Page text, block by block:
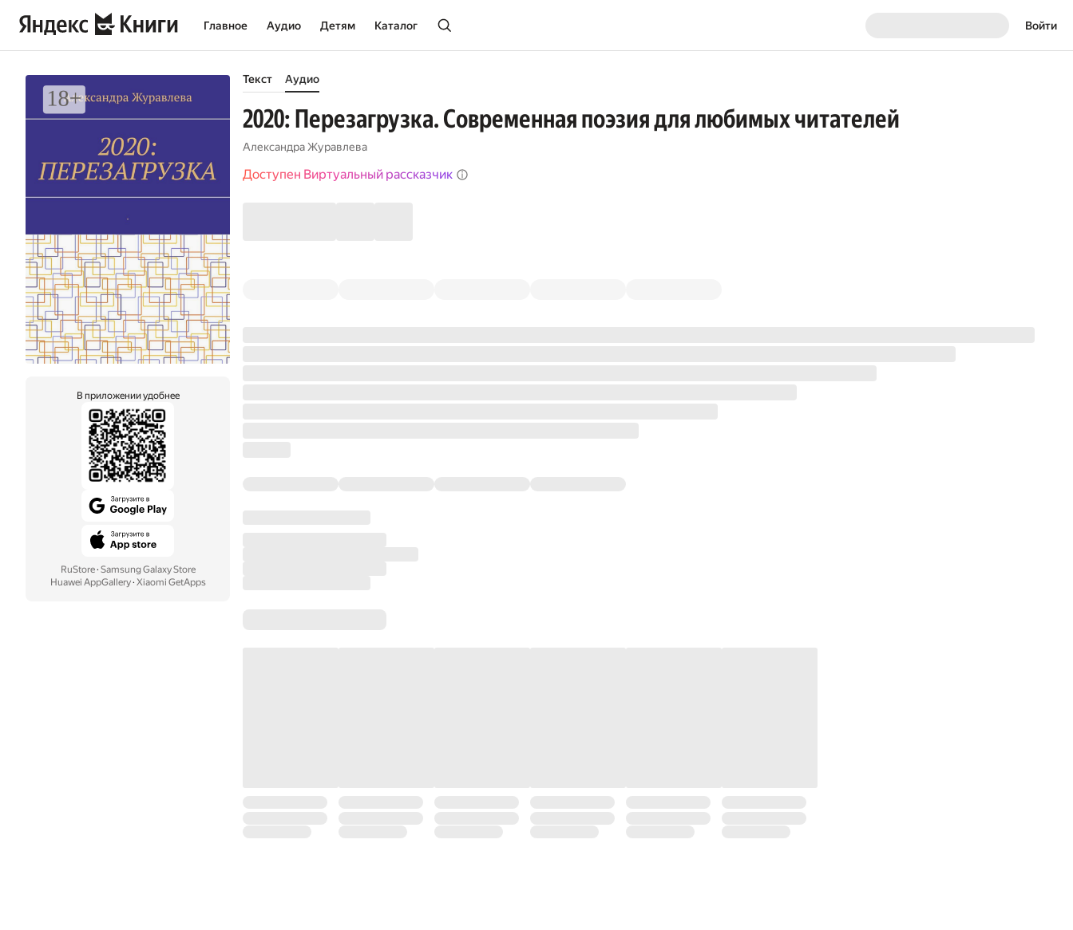
Главное Аудио Детям Каталог Войти
В приложении удобнее
RuStore· Samsung Galaxy Store
Huawei AppGallery· Xiaomi GetApps
Текст Аудио
2020: Перезагрузка. Современная поэзия для любимых читателей
Александра Журавлева
Доступен Виртуальный рассказчик